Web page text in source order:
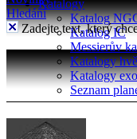
Katalogy
Katalog
Katalog IC
Messierův
Katalogy
Katalogy
Seznam
Hledání
Zadejte text, který